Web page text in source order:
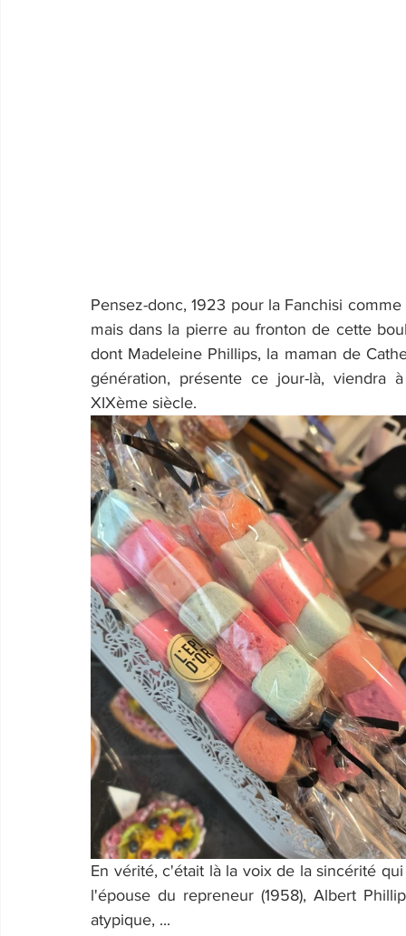
Pensez-donc, 1923 pour la Fanchisi
mais dans la pierre au fronton de cette
dont Madeleine Phillips, la maman de
génération, présente ce jour-là, viendra
XIXème siècle.
En vérité, c'était là la voix de la sincérité
l'épouse du repreneur (1958), Albert
atypique, ...